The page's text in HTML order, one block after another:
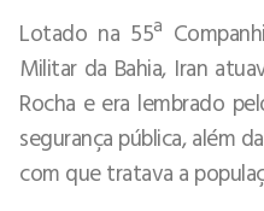
Lotado na 55ª
Militar da Bahia, Iran
Rocha e era lembrado
segurança pública, além
com que tratava a